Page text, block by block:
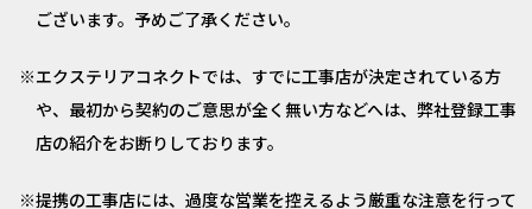
ございます。予めご了承ください。
エクステリアコネクトでは、すでに工事店が決定されている方
や、最初から契約のご意思が全く無い方などへは、弊社登録工事
店の紹介をお断りしております。
提携の工事店には、過度な営業を控えるよう厳重な注意を行って